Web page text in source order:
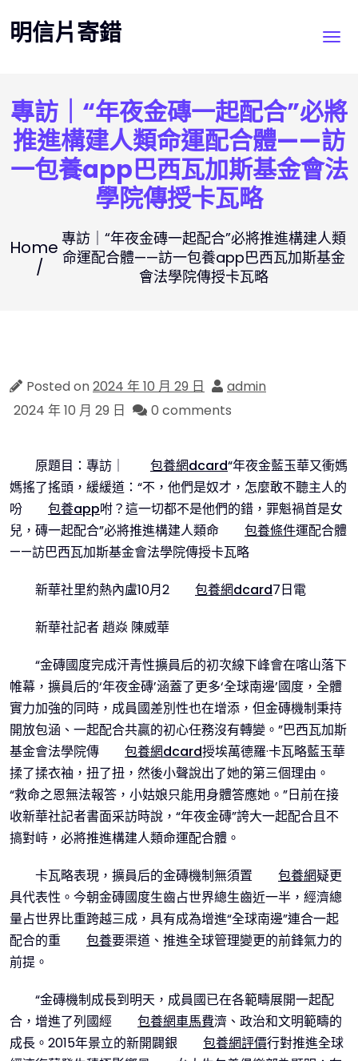
to
content
明信片寄錯
專訪｜“年夜金磚一起配合”必將
推進構建人類命運配合體——訪
一包養app巴西瓦加斯基金會法
學院傳授卡瓦略
Home 專訪｜“年夜金磚一起配合”必將推進構建人類
命運配合體——訪一包養app巴西瓦加斯基金
會法學院傳授卡瓦略
Posted on2024 年 10 月 29 日
admin
2024 年 10 月 29 日
0 comments
原題目：專訪｜ 包養網dcard“年夜金藍玉華又衝媽
媽搖了搖頭，緩緩道：“不，他們是奴才，怎麼敢不聽主人的
吩
包養app咐？這一切都不是他們的錯，罪魁禍首是女
兒，磚一起配合”必將推進構建人類命
包養條件運配合體
——訪巴西瓦加斯基金會法學院傳授卡瓦略
新華社里約熱內盧10月2 包養網dcard7日電
新華社記者 趙焱 陳威華
“金磚國度完成汗青性擴員后的初次線下峰會在喀山落下
帷幕，擴員后的‘年夜金磚’涵蓋了更多‘全球南邊’國度，全體
實力加強的同時，成員國差別性也在增添，但金磚機制秉持
開放包涵、一起配合共贏的初心任務沒有轉變。”巴西瓦加斯
基金會法學院傳
包養網dcard授埃萬德羅·卡瓦略藍玉華
揉了揉衣袖，扭了扭，然後小聲說出了她的第三個理由。
“救命之恩無法報答，小姑娘只能用身體答應她。”日前在接
收新華社記者書面采訪時說，“年夜金磚”誇大一起配合且不
搞對峙，必將推進構建人類命運配合體。
卡瓦略表現，擴員后的金磚機制無須置 包養網疑更
具代表性。今朝金磚國度生齒占世界總生齒近一半，經濟總
量占世界比重跨越三成，具有成為增進“全球南邊”連合一起
配合的重
包養要渠道、推進全球管理變更的前鋒氣力的
前提。
“金磚機制成長到明天，成員國已在各範疇展開一起配
合，增進了列國經
包養網車馬費濟、政治和文明範疇的
成長。2015年景立的新開闢銀
包養網評價行對推進全球